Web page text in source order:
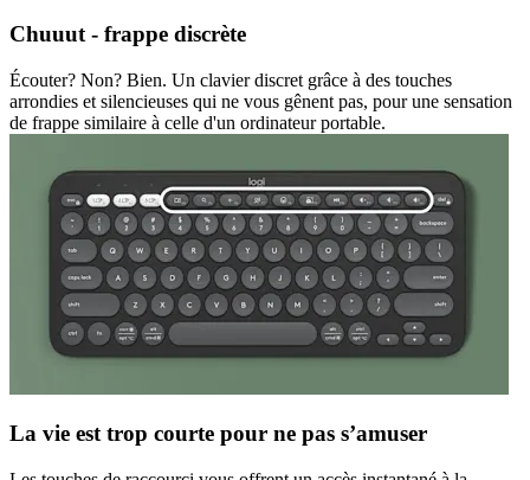
Chuuut - frappe discrète
Écouter? Non? Bien. Un clavier discret grâce à des touches
arrondies et silencieuses qui ne vous gênent pas, pour une sensation
de frappe similaire à celle d'un ordinateur portable.
La vie est trop courte pour ne pas s’amuser